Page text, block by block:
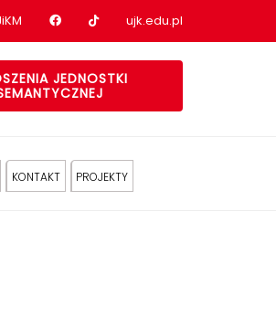
Nasz profil na Facebook
Nasz profil na tiktok
ujk.edu.pl
JEDNOSTKI
KONTAKT PROJEKTY